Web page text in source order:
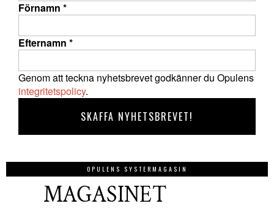
Förnamn *
Efternamn *
Genom att teckna nyhetsbrevet godkänner du Opulens
integritetspolicy.
OPULENS SYSTERMAGASIN